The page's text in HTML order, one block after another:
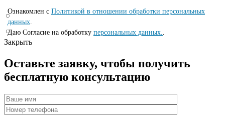
Ознакомлен с Политикой в отношении обработки персональных
данных.
Даю Согласие на обработку персональных данных..
Закрыть
Оставьте заявку, чтобы получить
бесплатную консультацию